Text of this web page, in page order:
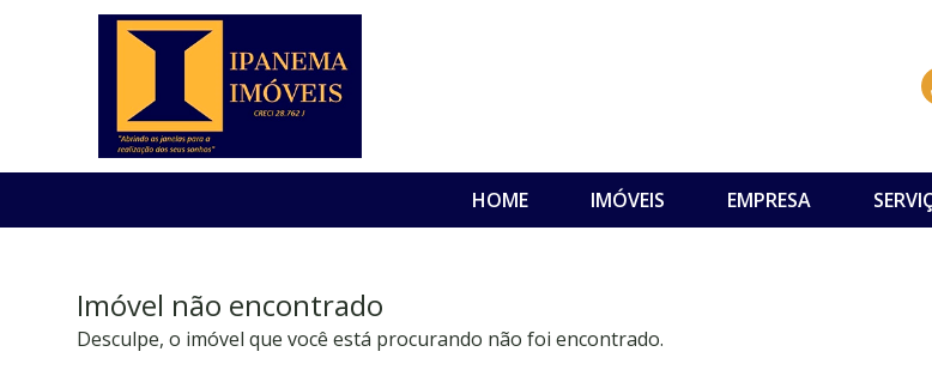
HOME IMÓVEIS EMPRESA
Imóvel não encontrado
Desculpe, o imóvel que você está procurando não foi encontrado.